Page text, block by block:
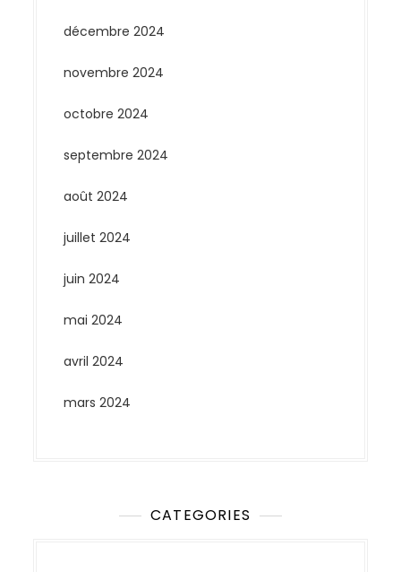
décembre 2024
novembre 2024
octobre 2024
septembre 2024
août 2024
juillet 2024
juin 2024
mai 2024
avril 2024
mars 2024
CATEGORIES